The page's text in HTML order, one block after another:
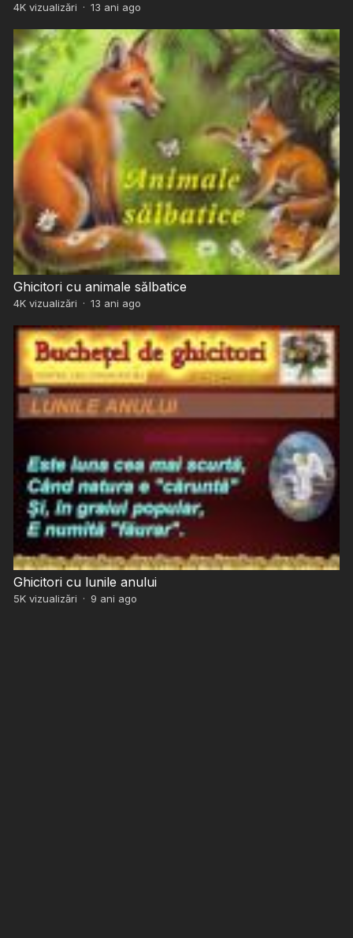
4Kvizualizări · 13 ani ago
Ghicitori cu animale sălbatice
4Kvizualizări · 13 ani ago
Ghicitori cu lunile anului
5Kvizualizări · 9 ani ago